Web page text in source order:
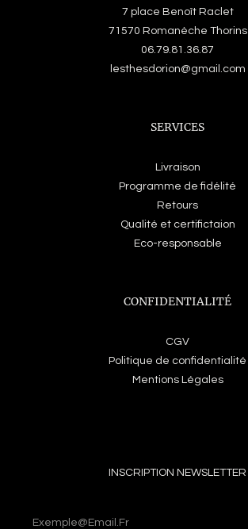
7 place Benoît Raclet
71570 Romanèche Thorins
06.79.81.36.87
lesthesdorion@gmail.com
SERVICES
Livraison
Programme de fidélité
Retours
Qualité et certifictaion
Eco-responsable
CONFIDENTIALITÉ
CGV
Politique de confidentialité
Mentions Légales
INSCRIPTION NEWSLETTER